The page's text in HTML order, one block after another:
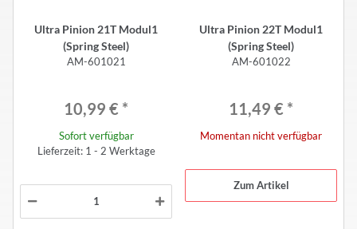
Ultra Pinion 21T Modul1
(Spring Steel)
AM-601021
10,99 € *
Sofort verfügbar
Lieferzeit: 1 - 2 Werktage
Ultra Pinion 22T Modul1
(Spring Steel)
AM-601022
11,49 € *
Momentan nicht verfügbar
Zum Artikel